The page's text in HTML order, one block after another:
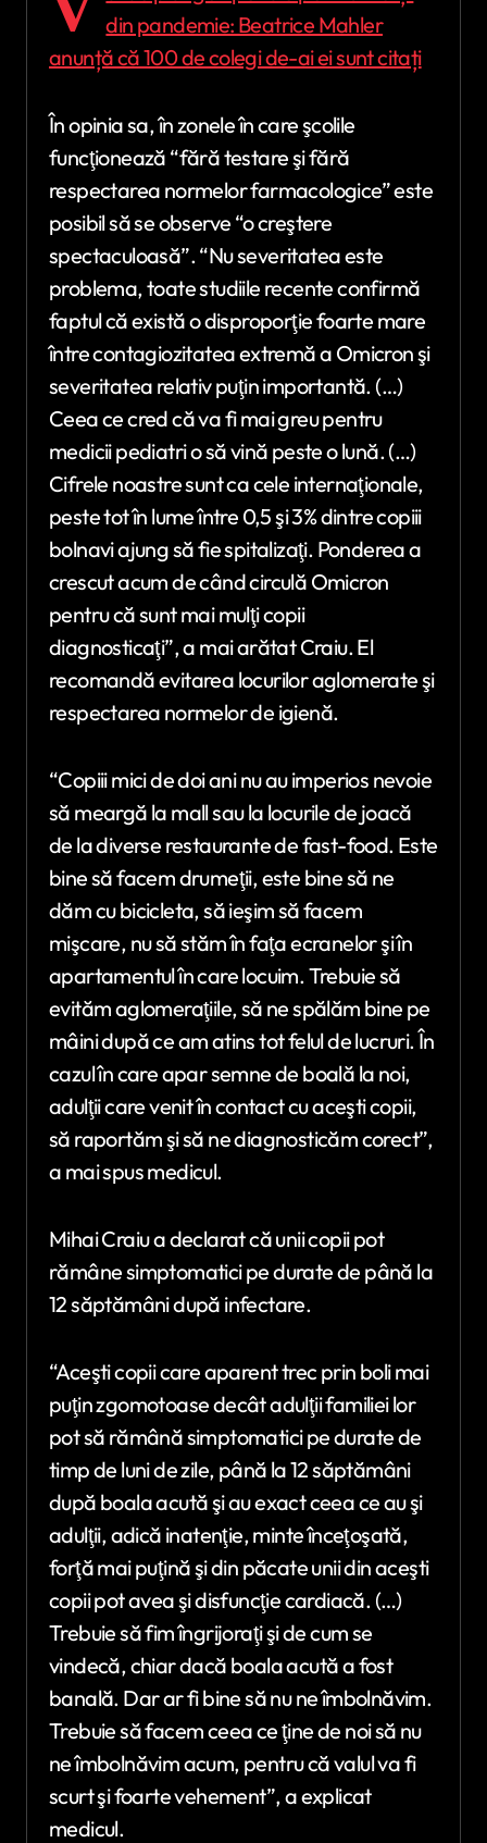
din pandemie: Beatrice Mahler
anunță că 100 de colegi de-ai ei sunt citați
În opinia sa, în zonele în care şcolile
funcţionează “fără testare şi fără
respectarea normelor farmacologice” este
posibil să se observe “o creştere
spectaculoasă”. “Nu severitatea este
problema, toate studiile recente confirmă
faptul că există o disproporţie foarte mare
între contagiozitatea extremă a Omicron şi
severitatea relativ puţin importantă. (…)
Ceea ce cred că va fi mai greu pentru
medicii pediatri o să vină peste o lună. (…)
Cifrele noastre sunt ca cele internaţionale,
peste tot în lume între 0,5 şi 3% dintre copiii
bolnavi ajung să fie spitalizaţi. Ponderea a
crescut acum de când circulă Omicron
pentru că sunt mai mulţi copii
diagnosticaţi”, a mai arătat Craiu. El
recomandă evitarea locurilor aglomerate şi
respectarea normelor de igienă.
“Copiii mici de doi ani nu au imperios nevoie
să meargă la mall sau la locurile de joacă
de la diverse restaurante de fast-food. Este
bine să facem drumeţii, este bine să ne
dăm cu bicicleta, să ieşim să facem
mişcare, nu să stăm în faţa ecranelor şi în
apartamentul în care locuim. Trebuie să
evităm aglomeraţiile, să ne spălăm bine pe
mâini după ce am atins tot felul de lucruri. În
cazul în care apar semne de boală la noi,
adulţii care venit în contact cu aceşti copii,
să raportăm şi să ne diagnosticăm corect”,
a mai spus medicul.
Mihai Craiu a declarat că unii copii pot
rămâne simptomatici pe durate de până la
12 săptămâni după infectare.
“Aceşti copii care aparent trec prin boli mai
puţin zgomotoase decât adulţii familiei lor
pot să rămână simptomatici pe durate de
timp de luni de zile, până la 12 săptămâni
după boala acută şi au exact ceea ce au şi
adulţii, adică inatenţie, minte înceţoşată,
forţă mai puţină şi din păcate unii din aceşti
copii pot avea şi disfuncţie cardiacă. (…)
Trebuie să fim îngrijoraţi şi de cum se
vindecă, chiar dacă boala acută a fost
banală. Dar ar fi bine să nu ne îmbolnăvim.
Trebuie să facem ceea ce ţine de noi să nu
ne îmbolnăvim acum, pentru că valul va fi
scurt şi foarte vehement”, a explicat
medicul.